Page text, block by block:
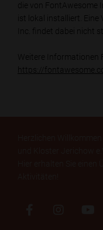
die von FontAwesome
ist lokal installiert. Eine
Inc. findet dabei nicht
Weitere
https://